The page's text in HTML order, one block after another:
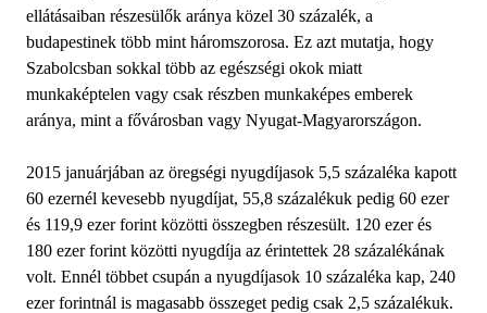
ellátásaiban részesülők aránya közel 30 százalék, a
budapestinek több mint háromszorosa. Ez azt mutatja, hogy
Szabolcsban sokkal több az egészségi okok miatt
munkaképtelen vagy csak részben munkaképes emberek
aránya, mint a fővárosban vagy Nyugat-Magyarországon.
2015 januárjában az öregségi nyugdíjasok 5,5 százaléka kapott
60 ezernél kevesebb nyugdíjat, 55,8 százalékuk pedig 60 ezer
és 119,9 ezer forint közötti összegben részesült. 120 ezer és
180 ezer forint közötti nyugdíja az érintettek 28 százalékának
volt. Ennél többet csupán a nyugdíjasok 10 százaléka kap, 240
ezer forintnál is magasabb összeget pedig csak 2,5 százalékuk.